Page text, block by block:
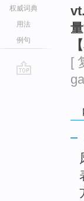
权威词典
用法
例句
[